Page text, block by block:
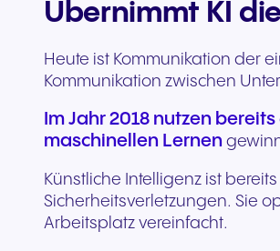
Übernimmt KI
Heute ist Kommunikation der
Kommunikation zwischen
Im Jahr 2018 nutzen
maschinellen Lernen
Künstliche Intelligenz ist
Sicherheitsverletzungen. Sie
Arbeitsplatz vereinfacht.